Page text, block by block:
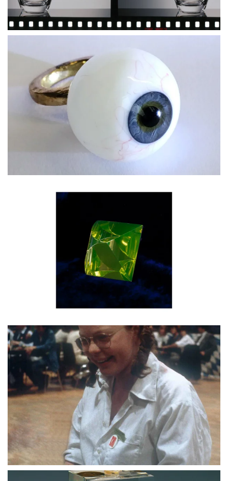
BLÄDDRA I GALLERI
BLÄDDRA I GALLERI
BLÄDDRA I GALLERI